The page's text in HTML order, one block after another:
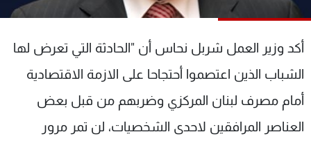
أكد وزير العمل شربل نحاس أن "الحادثة التي تعرض لها
الشباب الذين اعتصموا أحتجاحا على الازمة الاقتصادية
أمام مصرف لبنان المركزي وضربهم من قبل بعض
العناصر المرافقين لاحدى الشخصيات، لن تمر مرور
جدول البرامج
الترددات
عن MTV
الإنـتـاج
لاعلاناتكم
تواصل معنا
شروط الإسـتخدام
سياسة الخصوصية